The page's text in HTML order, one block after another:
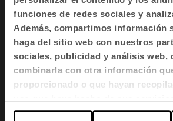
funciones de redes sociales y
Además, compartimos información
haga del sitio web con nuestros
sociales, publicidad y análisis web,
combinarla con otra información
proporcionado o que hayan
para la salud y el bienestar. -
ESCUCHAR